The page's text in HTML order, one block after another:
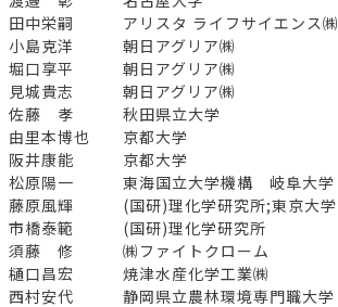
田中栄嗣 アリスタ ライフサイエンス㈱
小島克洋 朝日アグリア㈱
堀口享平 朝日アグリア㈱
見城貴志 朝日アグリア㈱
佐藤 孝 秋田県立大学
由里本博也 京都大学
阪井康能 京都大学
松原陽一 東海国立大学機構 岐阜大学
藤原風輝 (国研)理化学研究所;東京大学
市橋泰範 (国研)理化学研究所
須藤 修 ㈱ファイトクローム
樋口昌宏 焼津水産化学工業㈱
西村安代 静岡県立農林環境専門職大学